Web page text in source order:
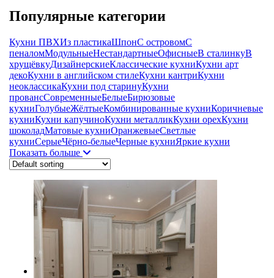
Популярные категории
Кухни ПВХИз пластикаШпонС островомС
пеналомМодульныеНестандартныеОфисныеВ сталинкуВ
хрущёвкуДизайнерскиеКлассические кухниКухни арт
декоКухни в английском стилеКухни кантриКухни
неоклассикаКухни под старинуКухни
провансСовременныеБелыеБирюзовые
кухниГолубыеЖёлтыеКомбинированные кухниКоричневые
кухниКухни капучиноКухни металликКухни орехКухни
шоколадМатовые кухниОранжевыеСветлые
кухниСерыеЧёрно-белыеЧерные кухниЯркие кухни
Показать больше